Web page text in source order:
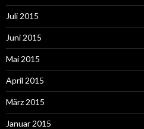
Juli 2015
Juni 2015
Mai 2015
April 2015
März 2015
Januar 2015